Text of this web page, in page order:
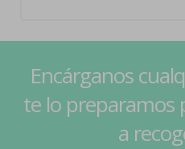
Encárganos
te lo preparamos
a